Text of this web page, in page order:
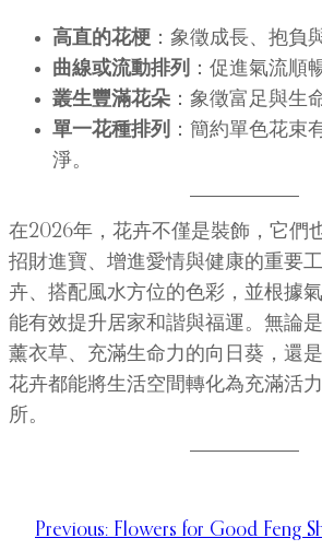
高直的花梗 ：象徵成長、抱負
曲線或流動排列
：促進氣流順
叢生豐滿花朵 ：象徵富足與生
單一花種排列
：簡約單色花束
淨。
在2026年，花卉不僅是裝飾，它們
招財進寶、增進愛情與健康的重要
卉、搭配風水方位的色彩，並根據
能有效提升居家和諧與福運。無論
薰衣草、充滿生命力的向日葵，還
花卉都能將生活空間轉化為充滿活
所。
Previous: Flowers for Good Feng